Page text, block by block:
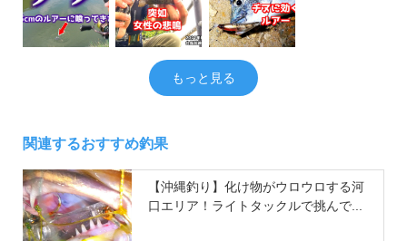
もっと見る
関連するおすすめ釣果
【沖縄釣り】化け物がウロウロする河
口エリア！ライトタックルで挑んで...